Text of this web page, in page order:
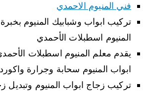
فني المنيوم الاحمدي
تركيب ابواب وشبابيك المنيوم
المنيوم اسطبلات الأحمدي
يقدم معلم المنيوم اسطبلات
ابواب المنيوم سحابة وجرارة
تركيب زجاج ابواب المنيوم وتبديل